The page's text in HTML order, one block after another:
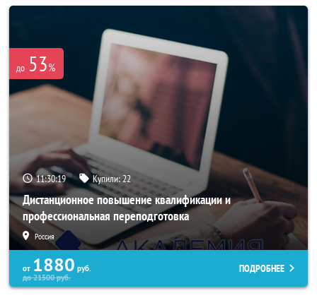
до 53%
11:30:19 Купили:22
Дистанционное повышение квалификации и
профессиональная переподготовка
Россия
от 1880 руб.
до21500руб.
ПОДРОБНЕЕ